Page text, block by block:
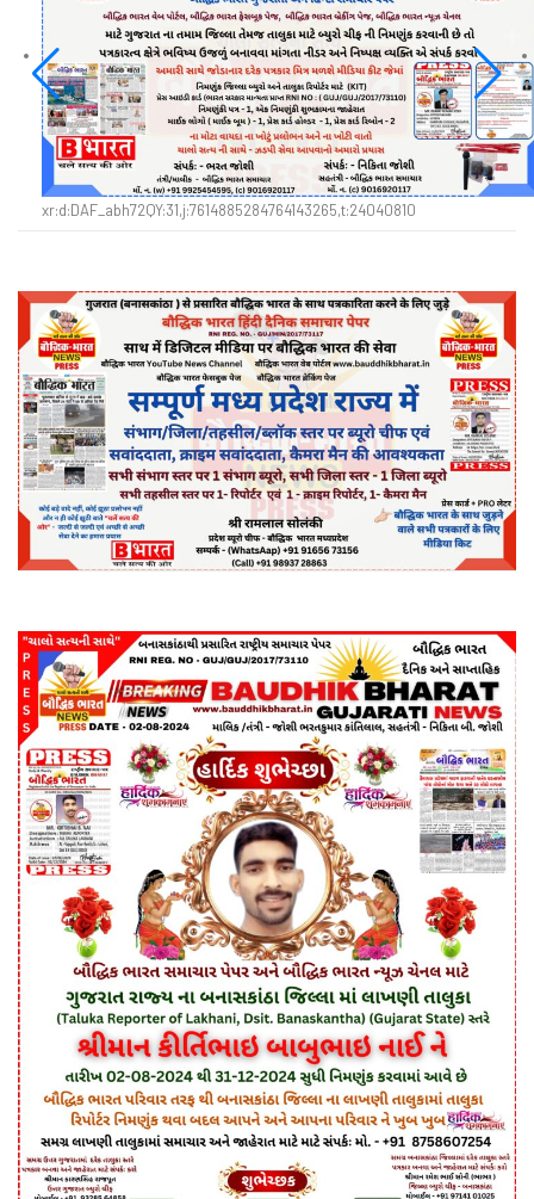
xr:d:DAF_abh72QY:31,j:7614885284764143265,t:24040810